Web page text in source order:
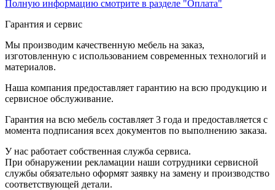
Полную информацию смотрите в разделе "Оплата"
Гарантия и сервис
Мы производим качественную мебель на заказ,
изготовленную с использованием современных технологий и
материалов.
Наша компания предоставляет гарантию на всю продукцию и
сервисное обслуживание.
Гарантия на всю мебель составляет 3 года и предоставляется с
момента подписания всех документов по выполнению заказа.
У нас работает собственная служба сервиса.
При обнаружении рекламации наши сотрудники сервисной
службы обязательно оформят заявку на замену и производство
соответствующей детали.